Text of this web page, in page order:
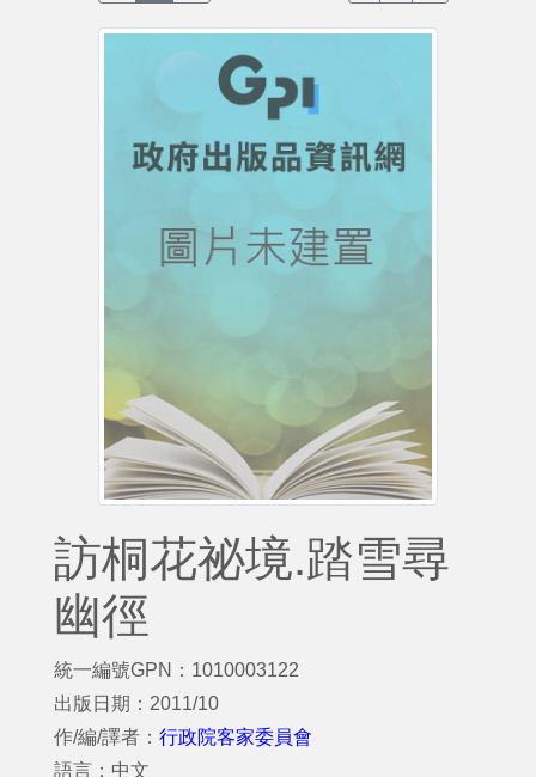
訪桐花祕境.踏雪尋
幽徑
統一編號GPN：1010003122
出版日期：2011/10
作/編/譯者： 行政院客家委員會
語言：中文